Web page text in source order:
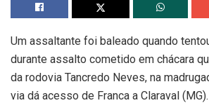
Um assaltante foi baleado quando
durante assalto cometido em chácara
da rodovia Tancredo Neves, na
via dá acesso de Franca a Claraval (MG).